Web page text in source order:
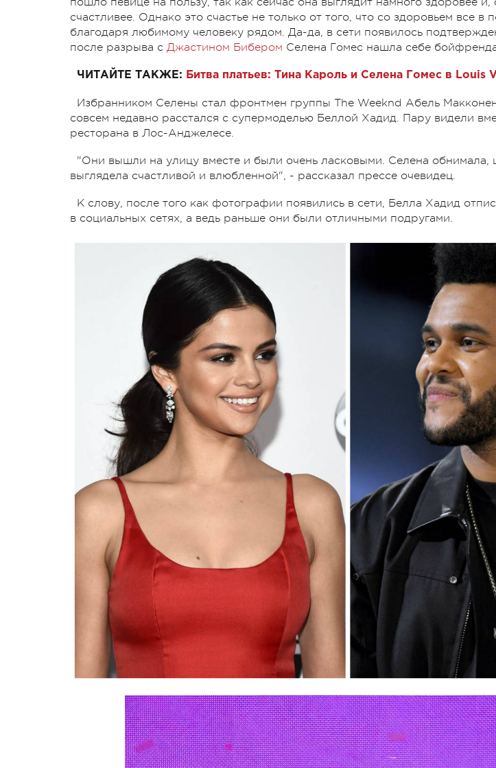
счастливее. Однако это счастье не только от того, что со здоровьем все в
благодаря любимому человеку рядом. Да-да, в сети появилось
после разрыва с Джастином Бибером Селена Гомес нашла себе
ЧИТАЙТЕ ТАКЖЕ: Битва платьев: Тина Кароль и Селена Гомес в Louis
Избранником Селены стал фронтмен группы The Weeknd Абель
совсем недавно расстался с супермоделью Беллой Хадид. Пару видели
ресторана в Лос-Анджелесе.
"Они вышли на улицу вместе и были очень ласковыми. Селена обнимала,
выглядела счастливой и влюбленной", - рассказал прессе очевидец.
К слову, после того как фотографии появились в сети, Белла Хадид
в социальных сетях, а ведь раньше они были отличными подругами.